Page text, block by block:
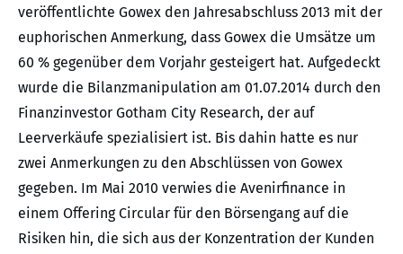
veröffentlichte Gowex den Jahresabschluss 2013 mit der
euphorischen Anmerkung, dass Gowex die Umsätze um
60 % gegenüber dem Vorjahr gesteigert hat. Aufgedeckt
wurde die Bilanzmanipulation am 01.07.2014 durch den
Finanzinvestor Gotham City Research, der auf
Leerverkäufe spezialisiert ist. Bis dahin hatte es nur
zwei Anmerkungen zu den Abschlüssen von Gowex
gegeben. Im Mai 2010 verwies die Avenirfinance in
einem Offering Circular für den Börsengang auf die
Risiken hin, die sich aus der Konzentration der Kunden